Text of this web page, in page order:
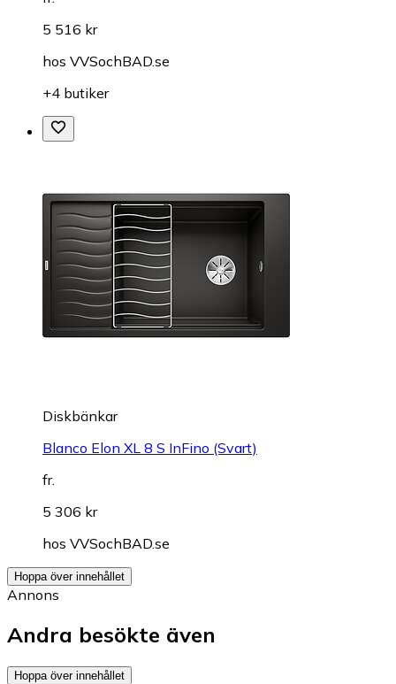
5 516 kr
hos VVSochBAD.se
+4 butiker
Diskbänkar
Blanco Elon XL 8 S InFino (Svart)
fr.
5 306 kr
hos VVSochBAD.se
Hoppa över innehållet
Annons
Andra besökte även
Hoppa över innehållet